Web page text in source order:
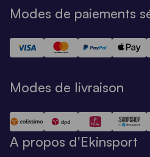
Modes de paiements
Modes de livraison
A propos d'Ekinsport